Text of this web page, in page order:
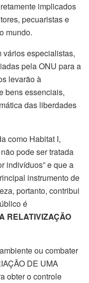
implicados
pecuaristas e
mundo.
vários especialistas,
pela ONU para a
levarão à
bens essenciais,
das liberdades
como Habitat I,
pode ser tratada
indivíduos” e que a
instrumento de
portanto, contribui
é
RELATIVIZAÇÃO
ou combater
DE UMA
obter o controle